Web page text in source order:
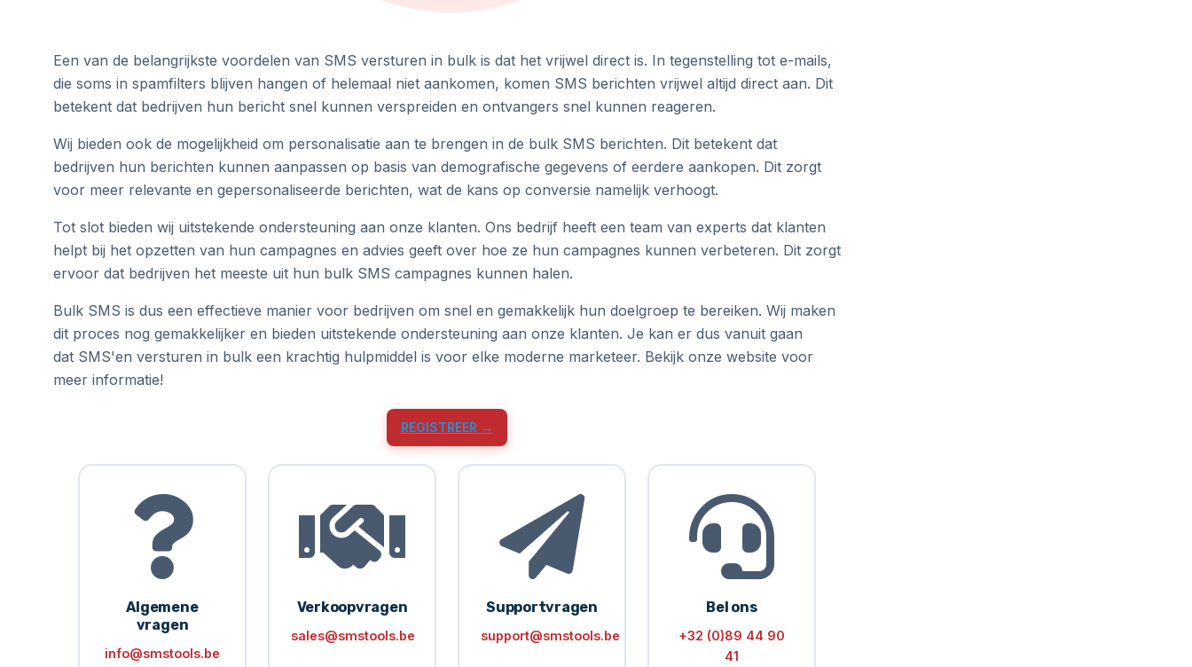
Een van de belangrijkste voordelen van SMS versturen in bulk is dat het vrijwel direct is. In tegenstelling tot e-mails,
die soms in spamfilters blijven hangen of helemaal niet aankomen, komen SMS berichten vrijwel altijd direct aan. Dit
betekent dat bedrijven hun bericht snel kunnen verspreiden en ontvangers snel kunnen reageren.
Wij bieden ook de mogelijkheid om personalisatie aan te brengen in de bulk SMS berichten. Dit betekent dat
bedrijven hun berichten kunnen aanpassen op basis van demografische gegevens of eerdere aankopen. Dit zorgt
voor meer relevante en gepersonaliseerde berichten, wat de kans op conversie namelijk verhoogt.
Tot slot bieden wij uitstekende ondersteuning aan onze klanten. Ons bedrijf heeft een team van experts dat klanten
helpt bij het opzetten van hun campagnes en advies geeft over hoe ze hun campagnes kunnen verbeteren. Dit zorgt
ervoor dat bedrijven het meeste uit hun bulk SMS campagnes kunnen halen.
Bulk SMS is dus een effectieve manier voor bedrijven om snel en gemakkelijk hun doelgroep te bereiken. Wij maken
dit proces nog gemakkelijker en bieden uitstekende ondersteuning aan onze klanten. Je kan er dus vanuit gaan
dat SMS'en versturen in bulk een krachtig hulpmiddel is voor elke moderne marketeer. Bekijk onze website voor
meer informatie!
REGISTREER →
Algemene
vragen
info@smstools.be
Verkoopvragen
sales@smstools.be
Supportvragen
support@smstools.be
Bel ons
+32 (0)89 44 90
41